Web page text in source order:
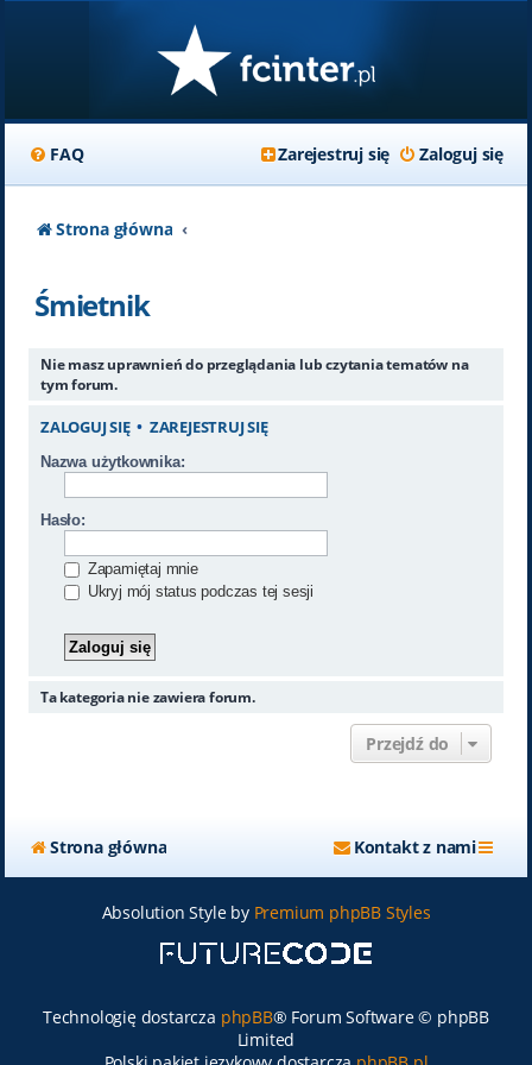
FAQ Zaloguj się
Zarejestruj się
Strona główna
Śmietnik
Nie masz uprawnień do przeglądania lub czytania tematów na
tym forum.
ZALOGUJ SIĘ• ZAREJESTRUJ SIĘ
Nazwa użytkownika:
Hasło:
Zapamiętaj mnie
Ukryj mój status podczas tej sesji
Ta kategoria nie zawiera forum.
Przejdź do
Strona główna Kontakt z nami
Absolution Style by Premium phpBB Styles
Technologię dostarcza phpBB® Forum Software © phpBB
Limited